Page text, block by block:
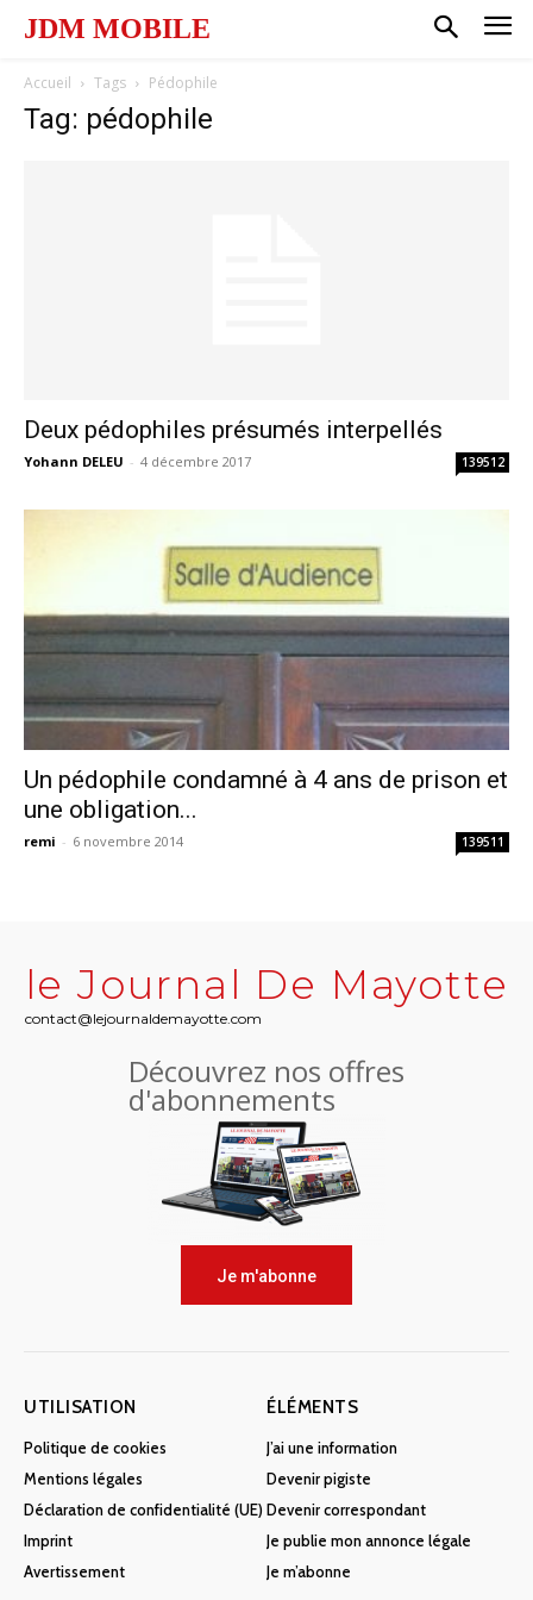
JDM MOBILE
Accueil Tags Pédophile
Tag: pédophile
Deux pédophiles présumés interpellés
Yohann DELEU - 4 décembre 2017 139512
Un pédophile condamné à 4 ans de prison et
une obligation...
remi - 6 novembre 2014 139511
le Journal De Mayotte
contact@lejournaldemayotte.com
Découvrez nos offres
d'abonnements
Je m'abonne
UTILISATION
Politique de cookies
Mentions légales
Déclaration de confidentialité (UE)
Imprint
Avertissement
ÉLÉMENTS
J’ai une information
Devenir pigiste
Devenir correspondant
Je publie mon annonce légale
Je m’abonne